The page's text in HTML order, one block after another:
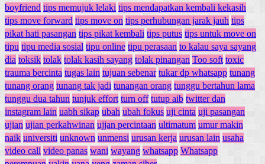
boyfriend tips memujuk lelaki tips mendapatkan kembali kekasih
tips move forward tips move on tips perhubungan jarak jauh tips
pikat hati pasangan tips pikat kembali tips putus tips untuk move on
tipu tipu media sosial tipu online tipu perasaan to kalau saya sayang
dia toksik tolak tolak kasih sayang tolak pinangan Too soft toxic
trauma bercinta tugas lain tujuan sebenar tukar dp whatsapp tunang
tunang orang tunang tak jadi tunangan orang tunggu bertahun lama
tunggu dua tahun tunjuk effort turn off tutup aib twitter dan
instagram lain uabh sikap ubah ubah fokus uji cinta uji pasangan
ujian ujian perkahwinan ujjan percintaan ultimatum umur makin
naik universiti unknown unmensi urusan kerja urusan lain usaha
video call video panas wani wayang whatsapp Whatsapp